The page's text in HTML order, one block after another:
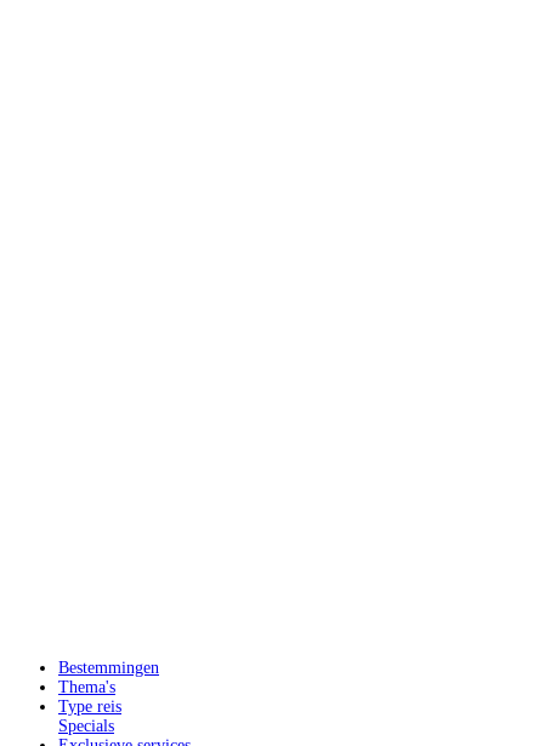
Bestemmingen
Thema's
Type reis
Specials